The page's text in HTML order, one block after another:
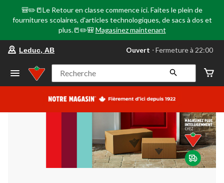
🎒✏️📒Le Retour en classe commence ici. Faites le plein de
fournitures scolaires, d'articles technologiques, de sacs à dos et
plus.📒✏️🎒 Magasinez maintenant
votre
préféré
Leduc,
AB,
courament
Fermeture
à
22:00
cliquer
pour
changer
Leduc, AB Ouvert ⋅ Fermeture à 22:00
Recherche